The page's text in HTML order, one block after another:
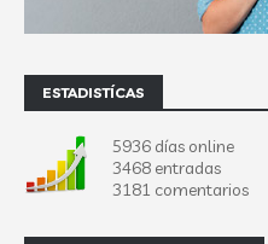
ESTADISTÍCAS
5936 días online
3468 entradas
3181 comentarios